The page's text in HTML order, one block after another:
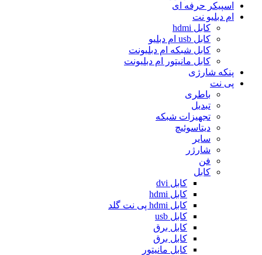
اسپیکر حرفه ای
ام دبلیو نت
کابل hdmi
کابل usb ام دبلیو
کابل شبکه ام دبلیونت
کابل مانیتور ام دبلیونت
پنکه شارژی
پی نت
باطری
تبدیل
تجهیزات شبکه
دیتاسوئیچ
سایر
شارژر
فن
کابل
کابل dvi
کابل hdmi
کابل hdmi پی نت گلد
کابل usb
کابل برق
کابل برق
کابل مانیتور